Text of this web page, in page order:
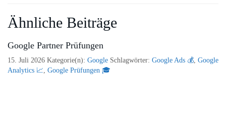
Ähnliche Beiträge
Google Partner Prüfungen
15. Juli 2026 Kategorie(n): Google Schlagwörter: Google Ads 💰 Google
Analytics 📈 Google Prüfungen 🎓